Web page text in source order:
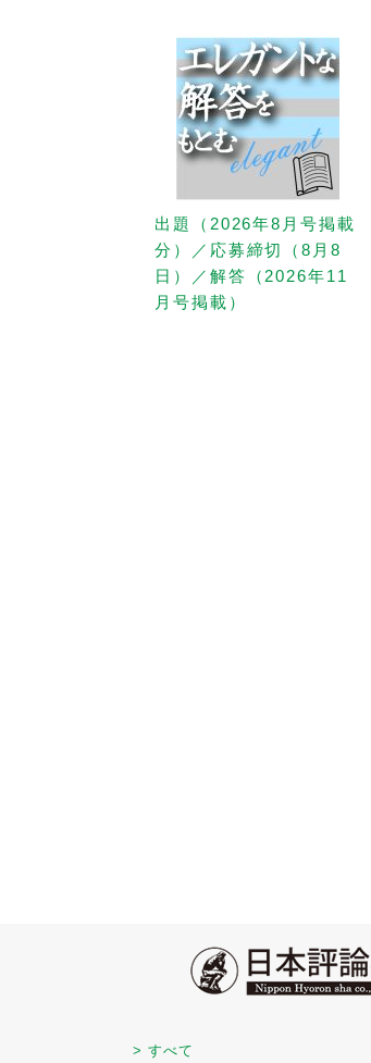
出題（2026年8月号掲載
分）／応募締切（8月8
日）／解答（2026年11
月号掲載）
> すべて